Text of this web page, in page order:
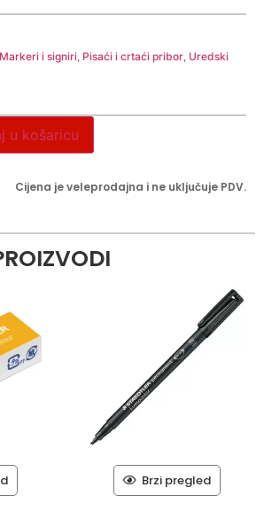
Markeri i signiri Pisaći i crtaći pribor Uredski
u košaricu
Cijena je veleprodajna i ne uključuje PDV.
Brzi pregled